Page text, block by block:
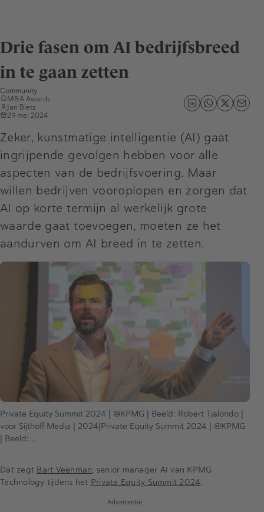
Drie fasen om AI bedrijfsbreed
in te gaan zetten
Community
M&A Awards
Jan Bletz
29 mei 2024
Zeker, kunstmatige intelligentie (AI) gaat
ingrijpende gevolgen hebben voor alle
aspecten van de bedrijfsvoering. Maar
willen bedrijven vooroplopen en zorgen dat
AI op korte termijn al werkelijk grote
waarde gaat toevoegen, moeten ze het
aandurven om AI breed in te zetten.
Private Equity Summit 2024 | @KPMG | Beeld: Robert Tjalondo |
voor Sijthoff Media | 2024|Private Equity Summit 2024 | @KPMG
| Beeld:…
Dat zegt Bart Veenman, senior manager AI van KPMG
Technology tijdens het Private Equity Summit 2024.
Advertentie